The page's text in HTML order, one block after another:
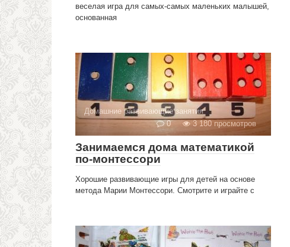
веселая игра для самых-самых маленьких малышей,
основанная
Домашние развивающие занятия
0
3 180 просмотров
Занимаемся дома математикой
по-монтессори
Хорошие развивающие игры для детей на основе
метода Марии Монтессори. Смотрите и играйте с